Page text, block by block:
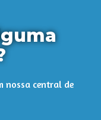
nossa central de